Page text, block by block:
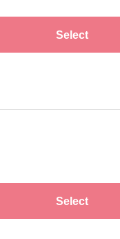
Select
Select